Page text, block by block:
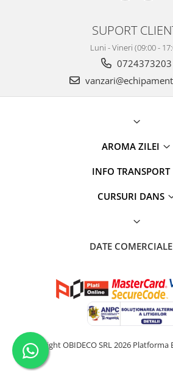
SUPORT
Luni - Vineri (09:00 -
0724373203
AROMA ZILEI
INFO TRANSPORT
CURSURI DANS
DATE COMERCIALE
©Copyright OBIDECO SRL 2026 Platforma